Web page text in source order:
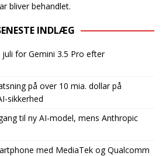
bliver behandlet.
INDLÆG
for Gemini 3.5 Pro efter
på over 10 mia. dollar på
sikkerhed
til ny AI-model, mens Anthropic
med MediaTek og Qualcomm